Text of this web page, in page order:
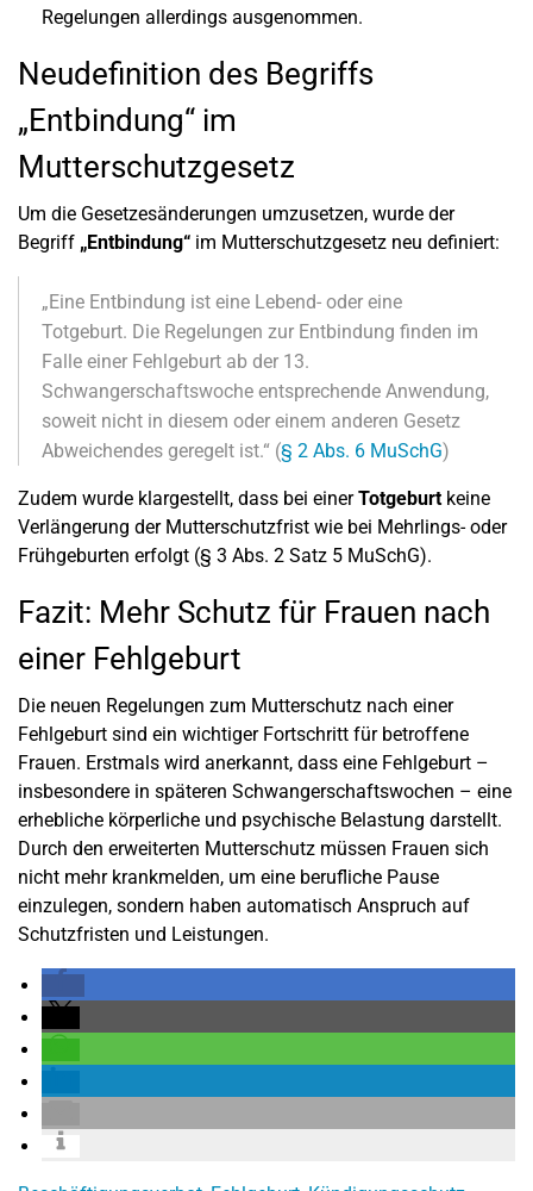
Regelungen allerdings ausgenommen.
Neudefinition des Begriffs
„Entbindung“ im
Mutterschutzgesetz
Um die Gesetzesänderungen umzusetzen, wurde der
Begriff „Entbindung“ im Mutterschutzgesetz neu definiert:
„Eine Entbindung ist eine Lebend- oder eine
Totgeburt. Die Regelungen zur Entbindung finden im
Falle einer Fehlgeburt ab der 13.
Schwangerschaftswoche entsprechende Anwendung,
soweit nicht in diesem oder einem anderen Gesetz
Abweichendes geregelt ist.“ (§ 2 Abs. 6 MuSchG)
Zudem wurde klargestellt, dass bei einerTotgeburtkeine
Verlängerung der Mutterschutzfrist wie bei Mehrlings- oder
Frühgeburten erfolgt (§ 3 Abs. 2 Satz 5 MuSchG).
Fazit: Mehr Schutz für Frauen nach
einer Fehlgeburt
Die neuen Regelungen zum Mutterschutz nach einer
Fehlgeburt sind ein wichtiger Fortschritt für betroffene
Frauen. Erstmals wird anerkannt, dass eine Fehlgeburt –
insbesondere in späteren Schwangerschaftswochen – eine
erhebliche körperliche und psychische Belastung darstellt.
Durch den erweiterten Mutterschutz müssen Frauen sich
nicht mehr krankmelden, um eine berufliche Pause
einzulegen, sondern haben automatisch Anspruch auf
Schutzfristen und Leistungen.